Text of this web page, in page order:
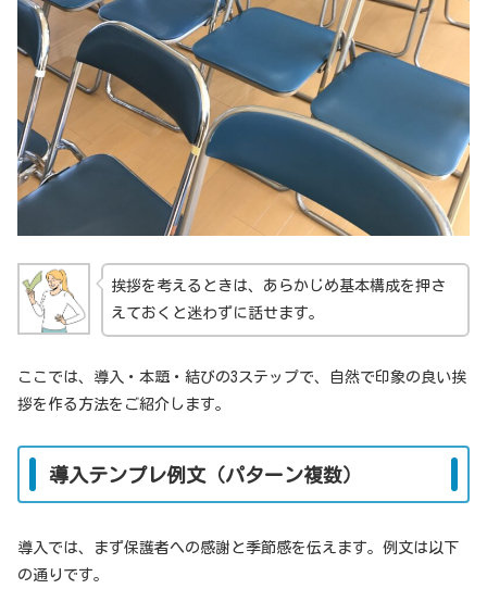
挨拶を考えるときは、あらかじめ基本構成を押さ
えておくと迷わずに話せます。
ここでは、導入・本題・結びの3ステップで、自然で印象の良い挨
拶を作る方法をご紹介します。
導入テンプレ例文（パターン複数）
導入では、まず保護者への感謝と季節感を伝えます。例文は以下
の通りです。